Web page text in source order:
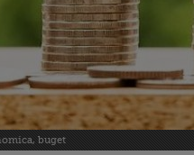
buget